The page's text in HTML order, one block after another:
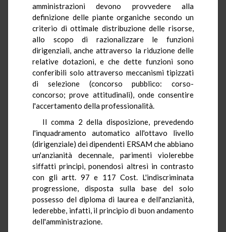
amministrazioni devono provvedere alla
definizione delle piante organiche secondo un
criterio di ottimale distribuzione delle risorse,
allo scopo di razionalizzare le funzioni
dirigenziali, anche attraverso la riduzione delle
relative dotazioni, e che dette funzioni sono
conferibili solo attraverso meccanismi tipizzati
di selezione (concorso pubblico: corso-
concorso; prove attitudinali), onde consentire
l'accertamento della professionalità.
Il comma 2 della disposizione, prevedendo
l'inquadramento automatico all'ottavo livello
(dirigenziale) dei dipendenti ERSAM che abbiano
un'anzianità decennale, parimenti violerebbe
siffatti principi, ponendosi altresì in contrasto
con gli artt. 97 e 117 Cost. L'indiscriminata
progressione, disposta sulla base del solo
possesso del diploma di laurea e dell'anzianità,
lederebbe, infatti, il principio di buon andamento
dell'amministrazione.